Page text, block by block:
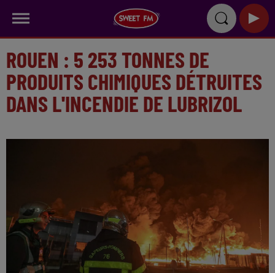
ROUEN : 5 253 TONNES DE
PRODUITS CHIMIQUES DÉTRUITES
DANS L'INCENDIE DE LUBRIZOL